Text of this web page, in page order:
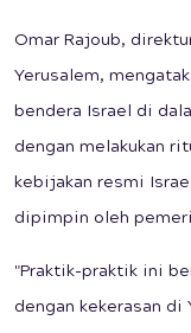
Omar Rajoub,
Yerusalem,
bendera Israel di
dengan melakukan
kebijakan resmi
dipimpin oleh
"Praktik-praktik ini
dengan kekerasan di